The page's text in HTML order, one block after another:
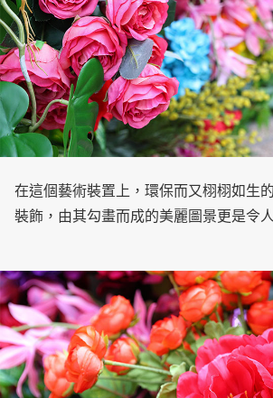
在這個藝術裝置上，環保而又栩栩如生
裝飾，由其勾畫而成的美麗圖景更是令